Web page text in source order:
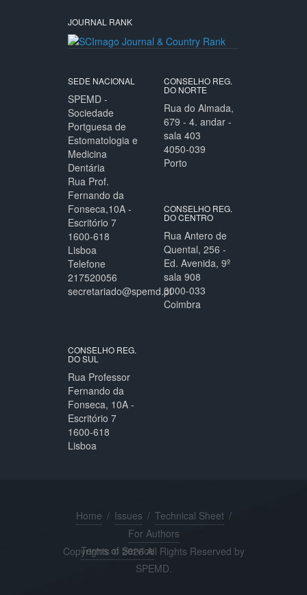
JOURNAL RANK
SEDE NACIONAL
SPEMD -
Sociedade
Portguesa de
Estomatologia e
Medicina
Dentária
Rua Prof.
Fernando da
Fonseca,10A -
Escritório 7
1600-618
Lisboa
Telefone
217520056
secretariado@spemd.pt
CONSELHO REG.
DO NORTE
Rua do Almada,
679 - 4. andar -
sala 403
4050-039
Porto
CONSELHO REG.
DO CENTRO
Rua Antero de
Quental, 256 -
Ed. Avenida, 9º
sala 908
3000-033
Coimbra
CONSELHO REG.
DO SUL
Rua Professor
Fernando da
Fonseca, 10A -
Escritório 7
1600-618
Lisboa
Home / Issues / Technical Sheet /
For Authors
Copyrights © 2026 All Rights Reserved by
SPEMD.
Terms of Service